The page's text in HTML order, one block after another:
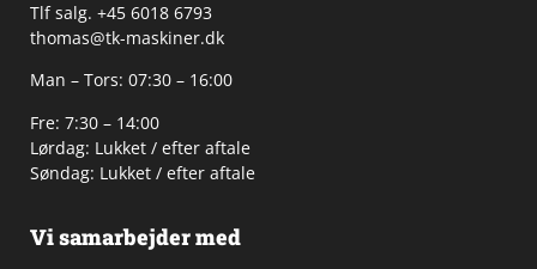
Tlf salg. +45 6018 6793
thomas@tk-maskiner.dk
Man – Tors: 07:30 – 16:00
Fre: 7:30 – 14:00
Lørdag: Lukket / efter aftale
Søndag: Lukket / efter aftale
Vi samarbejder med